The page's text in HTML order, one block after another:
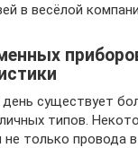
в весёлой
существует
типов.
только провода в